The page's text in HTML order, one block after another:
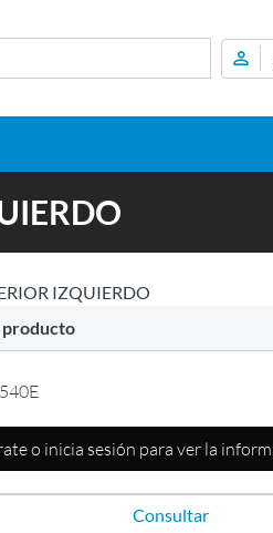
IZQUIERDO
o inicia sesión para ver la
Consultar